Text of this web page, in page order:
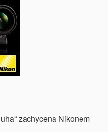
zachycena Nikonem